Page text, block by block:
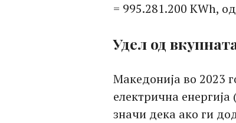
= 995.281.200 KWh,
Удел од
Македонија во 2023
електрична
значи дека ако ги